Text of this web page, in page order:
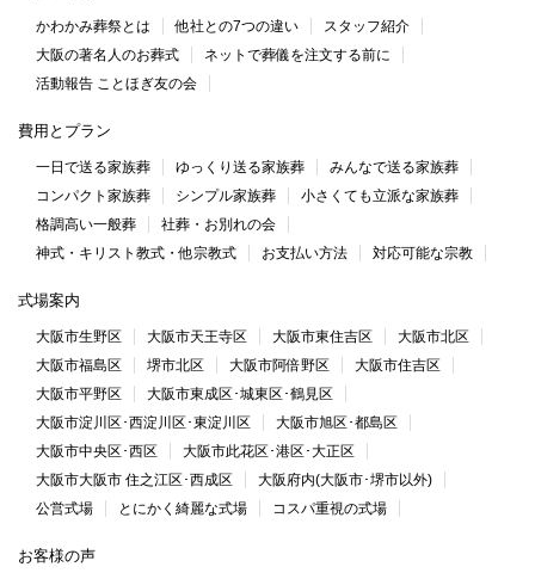
かわかみ葬祭とは 他社との7つの違い
スタッフ紹介
大阪の著名人のお葬式
ネットで葬儀を注文する前に
活動報告 ことほぎ友の会
費用とプラン
一日で送る家族葬 ゆっくり送る家族葬
みんなで送る家族葬
コンパクト家族葬
シンプル家族葬
小さくても立派な家族葬
格調高い一般葬
社葬・お別れの会
神式・キリスト教式・他宗教式
お支払い方法 対応可能な宗教
式場案内
大阪市生野区 大阪市天王寺区 大阪市東住吉区
大阪市北区
大阪市福島区
堺市北区 大阪市阿倍野区
大阪市住吉区
大阪市平野区
大阪市東成区･城東区･鶴見区
大阪市淀川区･西淀川区･東淀川区
大阪市旭区･都島区
大阪市中央区･西区
大阪市此花区･港区･大正区
大阪市大阪市 住之江区･西成区
大阪府内(大阪市･堺市以外)
公営式場
とにかく綺麗な式場 コスパ重視の式場
お客様の声